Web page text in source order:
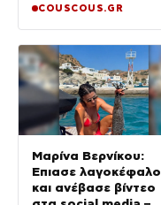
COUSCOUS.GR
Μαρίνα Βερνίκου:
Έπιασε λαγοκέφαλο
και ανέβασε βίντεο